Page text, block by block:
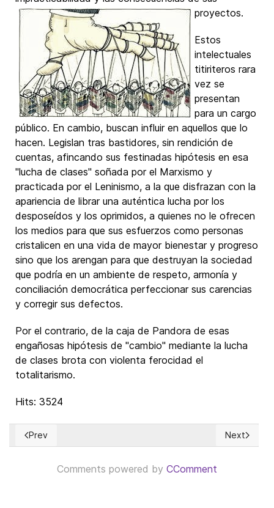
proyectos.
Estos
intelectuales
titiriteros rara
vez se
presentan
para un cargo
público. En cambio, buscan influir en aquellos que lo
hacen. Legislan tras bastidores, sin rendición de
cuentas, afincando sus festinadas hipótesis en esa
"lucha de clases" soñada por el Marxismo y
practicada por el Leninismo, a la que disfrazan con la
apariencia de librar una auténtica lucha por los
desposeídos y los oprimidos, a quienes no le ofrecen
los medios para que sus esfuerzos como personas
cristalicen en una vida de mayor bienestar y progreso
sino que los arengan para que destruyan la sociedad
que podría en un ambiente de respeto, armonía y
conciliación democrática perfeccionar sus carencias
y corregir sus defectos.
Por el contrario, de la caja de Pandora de esas
engañosas hipótesis de "cambio" mediante la lucha
de clases brota con violenta ferocidad el
totalitarismo.
Hits: 3524
Previous article: Política, religión y dinero, ¿qué efecto
Prev Next
Next
Comments powered by CComment